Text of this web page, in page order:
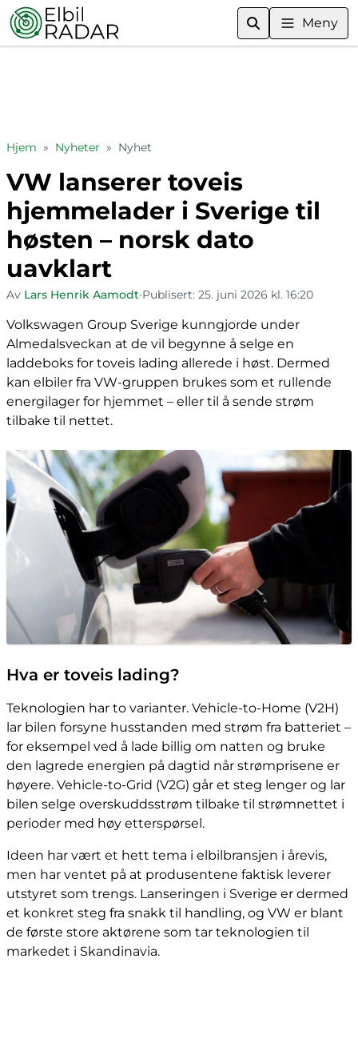
Meny
Hjem » Nyheter » Nyhet
VW lanserer toveis
hjemmelader i Sverige til
høsten – norsk dato
uavklart
Av Lars Henrik Aamodt•Publisert: 25. juni 2026 kl. 16:20
Volkswagen Group Sverige kunngjorde under
Almedalsveckan at de vil begynne å selge en
laddeboks for toveis lading allerede i høst. Dermed
kan elbiler fra VW-gruppen brukes som et rullende
energilager for hjemmet – eller til å sende strøm
tilbake til nettet.
Hva er toveis lading?
Teknologien har to varianter. Vehicle-to-Home (V2H)
lar bilen forsyne husstanden med strøm fra batteriet –
for eksempel ved å lade billig om natten og bruke
den lagrede energien på dagtid når strømprisene er
høyere. Vehicle-to-Grid (V2G) går et steg lenger og lar
bilen selge overskuddsstrøm tilbake til strømnettet i
perioder med høy etterspørsel.
Ideen har vært et hett tema i elbilbransjen i årevis,
men har ventet på at produsentene faktisk leverer
utstyret som trengs. Lanseringen i Sverige er dermed
et konkret steg fra snakk til handling, og VW er blant
de første store aktørene som tar teknologien til
markedet i Skandinavia.